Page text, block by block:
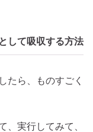
して吸収する方法
たら、ものすごく
、実行してみて、